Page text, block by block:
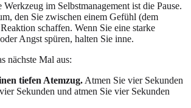
im Selbstmanagement ist die Pause.
den Sie zwischen einem Gefühl (dem
schaffen. Wenn Sie eine starke
Angst spüren, halten Sie inne.
nächste Mal aus:
tiefen Atemzug. Atmen Sie vier Sekunden
Sekunden und atmen Sie vier Sekunden